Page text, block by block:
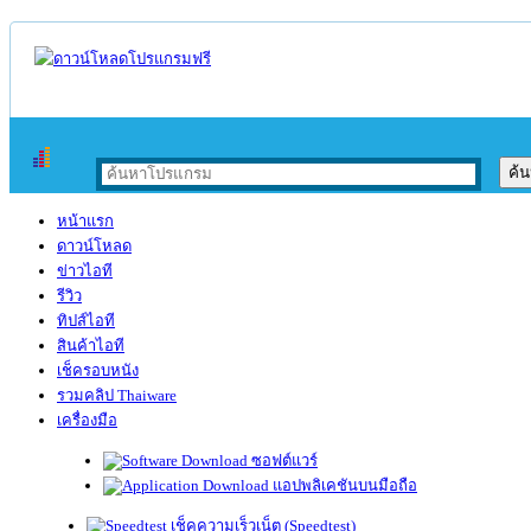
หน้าแรก
ดาวน์โหลด
ข่าวไอที
รีวิว
ทิปส์ไอที
สินค้าไอที
เช็ครอบหนัง
รวมคลิป Thaiware
เครื่องมือ
ซอฟต์แวร์
แอปพลิเคชันบนมือถือ
เช็คความเร็วเน็ต (Speedtest)